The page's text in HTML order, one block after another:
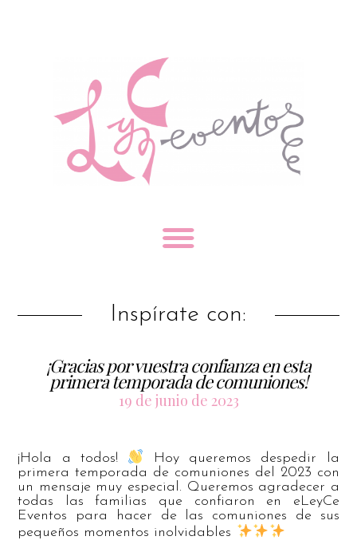
Inspírate con:
¡Gracias por vuestra confianza en esta
primera temporada de comuniones!
19 de junio de 2023
¡Hola a todos!
Hoy queremos despedir la
primera temporada de comuniones del 2023 con
un mensaje muy especial. Queremos agradecer a
todas las familias que confiaron en eLeyCe
Eventos para hacer de las comuniones de sus
pequeños momentos inolvidables